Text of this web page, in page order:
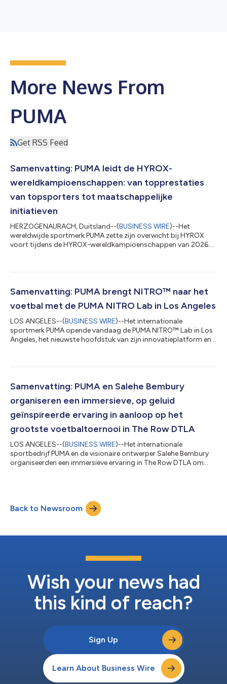
More News From
PUMA
Get RSS Feed
Samenvatting: PUMA leidt de HYROX-
wereldkampioenschappen: van topprestaties
van topsporters tot maatschappelijke
initiatieven
HERZOGENAURACH, Duitsland--(BUSINESS WIRE)--Het
wereldwijde sportmerk PUMA zette zijn overwicht bij HYROX
voort tijdens de HYROX-wereldkampioenschappen van 2026.
Voorop liep Jess Pettrow. Zij won voor het tweede jaar op rij de
titel met een indrukwekkende tijd van 50:19. Pettrows gouden
moment volgde op een vierde plaats di...
Samenvatting: PUMA brengt NITRO™ naar het
voetbal met de PUMA NITRO Lab in Los Angeles
LOS ANGELES--(BUSINESS WIRE)--Het internationale
sportmerk PUMA opende vandaag de PUMA NITRO™ Lab in Los
Angeles, het nieuwste hoofdstuk van zijn innovatieplatform en
NITRO™, voor de eerste keer in voetbal op een voetbalschoen.
verkenden de toekomst van loopprestaties en bevestigden
NITRO™ als bepalende technologie...
Samenvatting: PUMA en Salehe Bembury
organiseren een immersieve, op geluid
geïnspireerde ervaring in aanloop op het
grootste voetbaltoernooi in The Row DTLA
LOS ANGELES--(BUSINESS WIRE)--Het internationale
sportbedrijf PUMA en de visionaire ontwerper Salehe Bembury
organiseerden een immersieve ervaring in The Row DTLA om
gasten een blik in de creatieve wereld achter het partnerschap
gunt. Het evenement, met Los Angeles als achtergrond, bracht
voetbal buiten het voetbalveld in het...
Back to Newsroom
Wish your news had
this kind of reach?
Sign Up
Learn About Business Wire